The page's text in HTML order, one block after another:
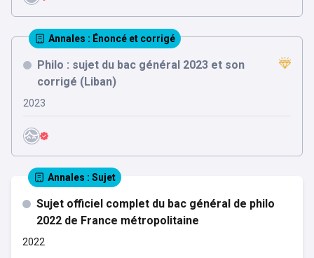
Annales : Énoncé et corrigé
Philo : sujet du bac général 2023 et son
corrigé (Liban)
2023
Annales : Sujet
Sujet officiel complet du bac général de philo
2022 de France métropolitaine
2022